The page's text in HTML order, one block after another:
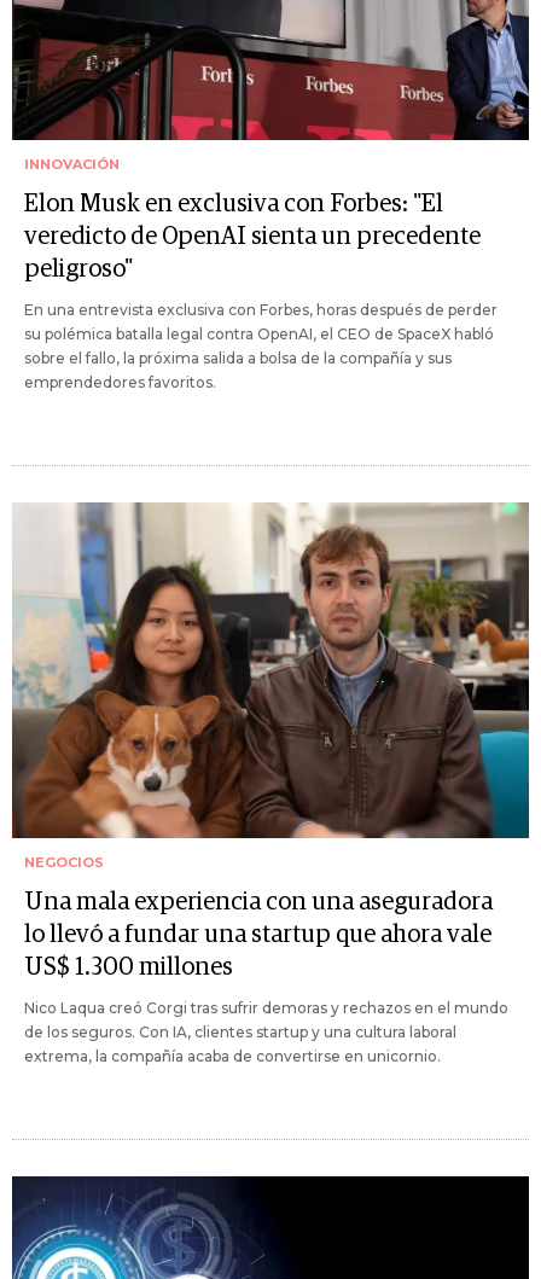
INNOVACIÓN
Elon Musk en exclusiva con Forbes: "El
veredicto de OpenAI sienta un precedente
peligroso"
En una entrevista exclusiva con Forbes, horas después de perder
su polémica batalla legal contra OpenAI, el CEO de SpaceX habló
sobre el fallo, la próxima salida a bolsa de la compañía y sus
emprendedores favoritos.
NEGOCIOS
Una mala experiencia con una aseguradora
lo llevó a fundar una startup que ahora vale
US$ 1.300 millones
Nico Laqua creó Corgi tras sufrir demoras y rechazos en el mundo
de los seguros. Con IA, clientes startup y una cultura laboral
extrema, la compañía acaba de convertirse en unicornio.